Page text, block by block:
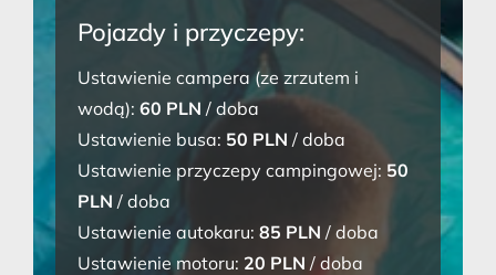
Pojazdy i przyczepy:
Ustawienie campera (ze zrzutem i
wodą): 60 PLN / doba
Ustawienie busa: 50 PLN / doba
Ustawienie przyczepy campingowej: 50
PLN / doba
Ustawienie autokaru: 85 PLN / doba
Ustawienie motoru: 20 PLN / doba